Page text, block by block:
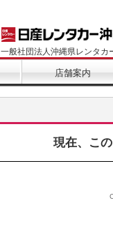
一般社団法人沖縄県レンタカ
店舗案内
現在、こ